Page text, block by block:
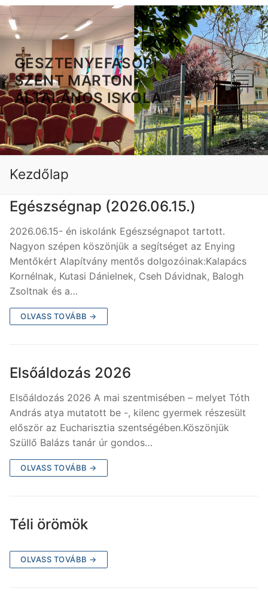
GESZTENYEFASORI
SZENT MÁRTON
ÁLTALÁNOS ISKOLA
Kezdőlap
Egészségnap (2026.06.15.)
2026.06.15- én iskolánk Egészségnapot tartott.
Nagyon szépen köszönjük a segítséget az Enying
Mentőkért Alapítvány mentős dolgozóinak:Kalapács
Kornélnak, Kutasi Dánielnek, Cseh Dávidnak, Balogh
Zsoltnak és a…
OLVASS TOVÁBB →
Elsőáldozás 2026
Elsőáldozás 2026 A mai szentmisében – melyet Tóth
András atya mutatott be -, kilenc gyermek részesült
először az Eucharisztia szentségében.Köszönjük
Szüllő Balázs tanár úr gondos…
OLVASS TOVÁBB →
Téli örömök
OLVASS TOVÁBB →